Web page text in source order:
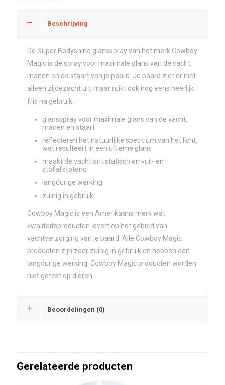
Beschrijving
De Super Bodyshine glansspray van het merk Cowboy
Magic is dé spray voor maximale glans van de vacht,
manen en de staart van je paard. Je paard ziet er niet
alleen zijdezacht uit, maar ruikt ook nog eens heerlijk
fris na gebruik.
glansspray voor maximale glans van de vacht,
manen en staart
reflecteren het natuurlijke spectrum van het licht,
wat resulteert in een ultieme glans
maakt de vacht antistatisch en vuil- en
stofafstotend
langdurige werking
zuinig in gebruik.
Cowboy Magic is een Amerikaans merk wat
kwaliteitsproducten levert op het gebied van
vachtverzorging van je paard. Alle Cowboy Magic
producten zijn zeer zuinig in gebruik en hebben een
langdurige werking. Cowboy Magic producten worden
niet getest op dieren.
Beoordelingen (0)
Gerelateerde producten